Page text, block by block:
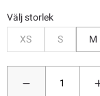
Välj storlek
XS
S M